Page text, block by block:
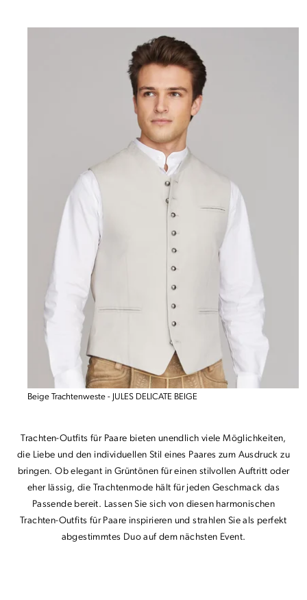
Beige Trachtenweste - JULES DELICATE BEIGE
Trachten-Outfits für Paare bieten unendlich viele Möglichkeiten,
die Liebe und den individuellen Stil eines Paares zum Ausdruck zu
bringen. Ob elegant in Grüntönen für einen stilvollen Auftritt oder
eher lässig, die Trachtenmode hält für jeden Geschmack das
Passende bereit. Lassen Sie sich von diesen harmonischen
Trachten-Outfits für Paare inspirieren und strahlen Sie als perfekt
abgestimmtes Duo auf dem nächsten Event.